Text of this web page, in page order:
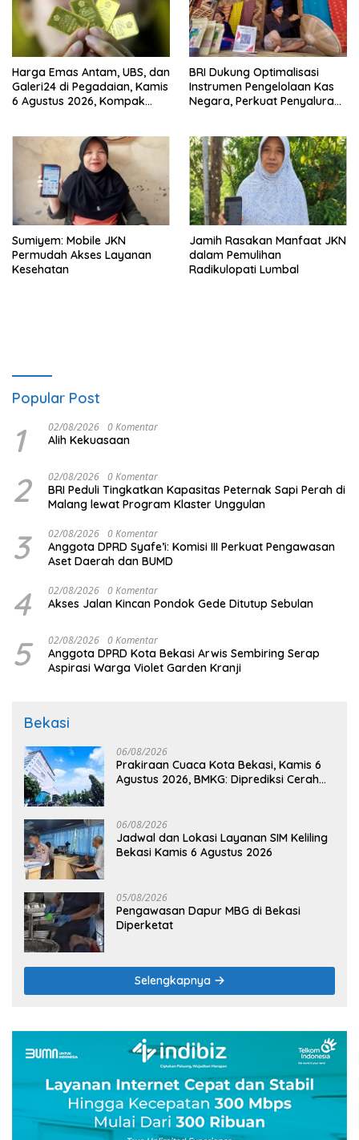
Harga Emas Antam, UBS, dan
Galeri24 di Pegadaian, Kamis
6 Agustus 2026, Kompak
BRI Dukung Optimalisasi
Instrumen Pengelolaan Kas
Negara, Perkuat Penyaluran
Sumiyem: Mobile JKN
Permudah Akses Layanan
Kesehatan
Jamih Rasakan Manfaat JKN
dalam Pemulihan
Radikulopati Lumbal
Popular Post
1 02/08/2026 0 Komentar
Alih Kekuasaan
2 02/08/2026 0 Komentar
BRI Peduli Tingkatkan Kapasitas Peternak Sapi Perah di
Malang lewat Program Klaster Unggulan
3 02/08/2026 0 Komentar
Anggota DPRD Syafe’i: Komisi III Perkuat Pengawasan
Aset Daerah dan BUMD
4 02/08/2026 0 Komentar
Akses Jalan Kincan Pondok Gede Ditutup Sebulan
5 02/08/2026 0 Komentar
Anggota DPRD Kota Bekasi Arwis Sembiring Serap
Aspirasi Warga Violet Garden Kranji
Bekasi
06/08/2026
Prakiraan Cuaca Kota Bekasi, Kamis 6
Agustus 2026, BMKG: Diprediksi Cerah
06/08/2026
Jadwal dan Lokasi Layanan SIM Keliling
Bekasi Kamis 6 Agustus 2026
05/08/2026
Pengawasan Dapur MBG di Bekasi
Diperketat
Selengkapnya